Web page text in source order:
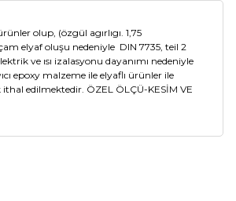
olup, (özgül agırlıgı. 1,75
elyaf oluşu nedeniyle DIN 7735, teil 2
ve ısı izalasyonu dayanımı nedeniyle
epoxy malzeme ile elyaflı ürünler ile
edilmektedir. ÖZEL ÖLÇÜ-KESİM VE